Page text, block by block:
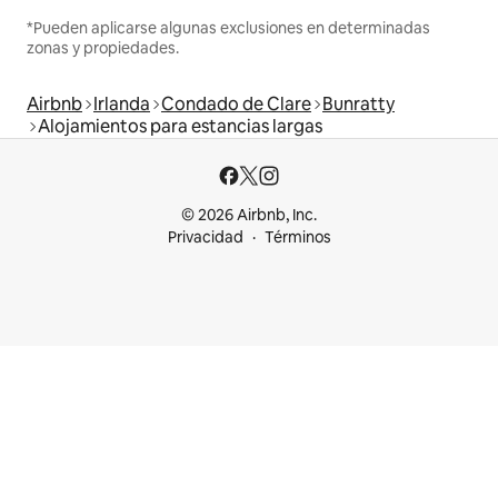
*Pueden aplicarse algunas exclusiones en determinadas
zonas y propiedades.
Airbnb Irlanda Condado de Clare Bunratty
Alojamientos para estancias largas
© 2026 Airbnb, Inc.
Privacidad
Términos